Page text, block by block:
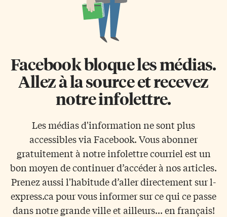
Facebook bloque les médias.
Allez à la source et recevez
notre infolettre.
Les médias d'information ne sont plus
accessibles via Facebook. Vous abonner
gratuitement à notre infolettre courriel est un
bon moyen de continuer d’accéder à nos articles.
Prenez aussi l'habitude d’aller directement sur l-
express.ca pour vous informer sur ce qui ce passe
dans notre grande ville et ailleurs... en français!